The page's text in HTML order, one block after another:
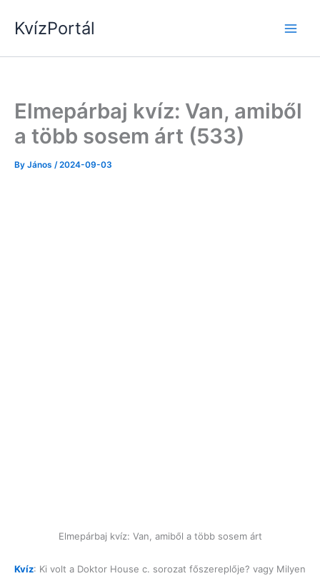
KvízPortál
Elmepárbaj kvíz: Van, amiből
a több sosem árt (533)
By János /2024-09-03
Elmepárbaj kvíz: Van, amiből a több sosem árt
Kvíz: Ki volt a Doktor House c. sorozat főszereplője? vagy Milyen